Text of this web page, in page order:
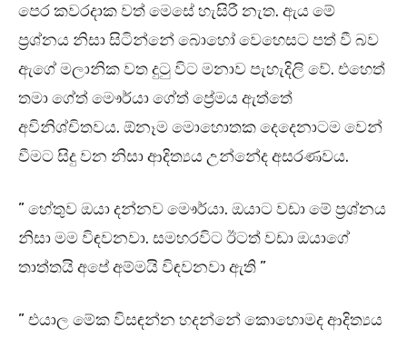
පෙර කවරදාක වත් මෙසේ හැසිරී නැත. ඇය මේ
ප්‍රශ්නය නිසා සිටින්නේ බොහෝ වෙහෙසට පත් වී බව
ඇගේ මලානික වත දුටු විට මනාව පැහැදිලි වේ. එහෙත්
තමා ගේත් මෞර්යා ගේත් ප්‍රේමය ඇත්තේ
අවිනිශ්චිතවය. ඕනෑම මොහොතක දෙදෙනාටම වෙන්
වීමට සිදු වන නිසා ආදිත්‍යය උන්නේද අසරණවය.
” හේතුව ඔයා දන්නව මෞර්යා. ඔයාට වඩා මේ ප්‍රශ්නය
නිසා මම විඳවනවා. සමහරවිට ඊටත් වඩා ඔයාගේ
තාත්තයි අපේ අම්මයි විඳවනවා ඇති ”
” එයාල මේක විසඳන්න හදන්නේ කොහොමද ආදිත්‍යය